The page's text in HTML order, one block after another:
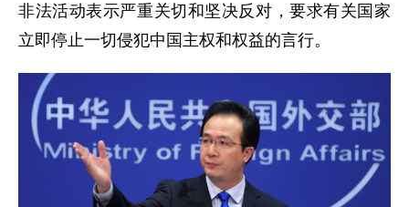
非法活动表示严重关切和坚决反对，要求有关国家
立即停止一切侵犯中国主权和权益的言行。